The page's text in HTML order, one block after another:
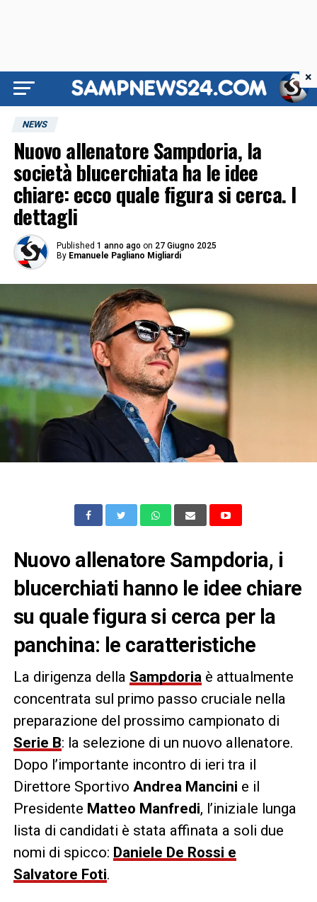
NEWS
Nuovo allenatore Sampdoria, la
società blucerchiata ha le idee
chiare: ecco quale figura si cerca. I
dettagli
Published 1 anno ago on 27 Giugno 2025
By Emanuele Pagliano Migliardi
Nuovo allenatore Sampdoria, i
blucerchiati hanno le idee chiare
su quale figura si cerca per la
panchina: le caratteristiche
La dirigenza della Sampdoriaè attualmente
concentrata sul primo passo cruciale nella
preparazione del prossimo campionato di
Serie B: la selezione di un nuovo allenatore.
Dopo l’importante incontro di ieri tra il
Direttore Sportivo Andrea Mancini e il
Presidente Matteo Manfredi, l’iniziale lunga
lista di candidati è stata affinata a soli due
nomi di spicco: Daniele De Rossi e
Salvatore Foti.
×